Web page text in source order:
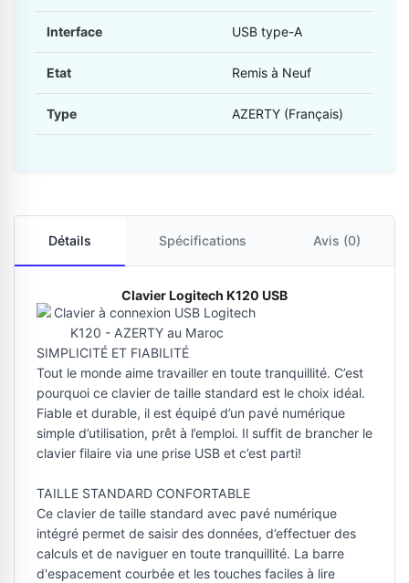
Interface USB type-A
Etat Remis à Neuf
Type AZERTY (Français)
Détails Spécifications Avis (0)
Clavier Logitech K120 USB
SIMPLICITÉ ET FIABILITÉ
Tout le monde aime travailler en toute tranquillité. C’est
pourquoi ce clavier de taille standard est le choix idéal.
Fiable et durable, il est équipé d’un pavé numérique
simple d’utilisation, prêt à l’emploi. Il suffit de brancher le
clavier filaire via une prise USB et c’est parti!
TAILLE STANDARD CONFORTABLE
Ce clavier de taille standard avec pavé numérique
intégré permet de saisir des données, d’effectuer des
calculs et de naviguer en toute tranquillité. La barre
d'espacement courbée et les touches faciles à lire